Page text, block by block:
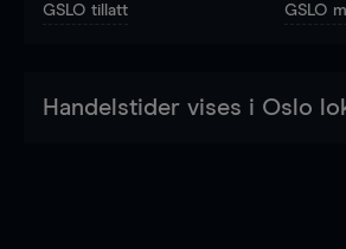
GSLO tillatt GSLO
Handelstider vises i Oslo